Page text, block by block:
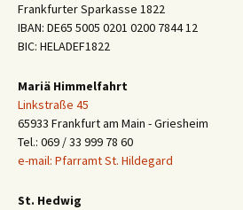
Frankfurter Sparkasse 1822
IBAN: DE65 5005 0201 0200 7844 12
BIC: HELADEF1822
Mariä Himmelfahrt
Linkstraße 45
65933 Frankfurt am Main - Griesheim
Tel.: 069 / 33 999 78 60
e-mail: Pfarramt St. Hildegard
St. Hedwig